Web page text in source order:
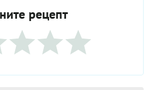
рецепт